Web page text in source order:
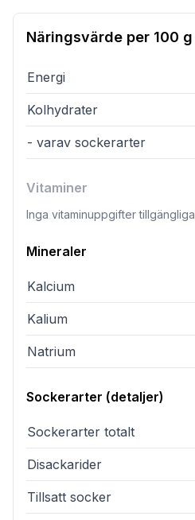
Näringsvärde per 100 g
Energi
Kolhydrater
- varav sockerarter
Vitaminer
Inga vitaminuppgifter tillgängliga
Mineraler
Kalcium
Kalium
Natrium
Sockerarter (detaljer)
Sockerarter totalt
Disackarider
Tillsatt socker